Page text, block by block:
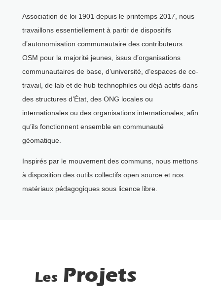
Association de loi 1901 depuis le printemps 2017, nous
travaillons essentiellement à partir de dispositifs
d’autonomisation communautaire des contributeurs
OSM pour la majorité jeunes, issus d’organisations
communautaires de base, d’université, d’espaces de co-
travail, de lab et de hub technophiles ou déjà actifs dans
des structures d’État, des ONG locales ou
internationales ou des organisations internationales, afin
qu’ils fonctionnent ensemble en communauté
géomatique.
Inspirés par le mouvement des communs, nous mettons
à disposition des outils collectifs open source et nos
matériaux pédagogiques sous licence libre.
Les Projets